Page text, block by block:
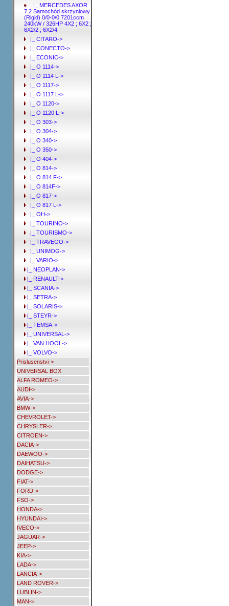
|_ MERCEDES AXOR
7.2 Samochód skrzyniowy
(Rigid) 0/0-0/0 7201ccm
240kW / 326HP 4X2 ; 6X2 ;
6X2/2 ; 6X2/4
|_ CITARO->
|_ CONECTO->
|_ ECONIC->
|_ O 1114->
|_ O 1114 L->
|_ O 1117->
|_ O 1117 L->
|_ O 1120->
|_ O 1120 L->
|_ O 303->
|_ O 304->
|_ O 340->
|_ O 350->
|_ O 404->
|_ O 814->
|_ O 814 F->
|_ O 814F->
|_ O 817->
|_ O 817 L->
|_ OH->
|_ TOURINO->
|_ TOURISMO->
|_ TRAVEGO->
|_ UNIMOG->
|_ VARIO->
|_ NEOPLAN->
|_ RENAULT->
|_ SCANIA->
|_ SETRA->
|_ SOLARIS->
|_ STEYR->
|_ TEMSA->
|_ UNIVERSAL->
|_ VAN HOOL->
|_ VOLVO->
Prislusenstvi->
UNIVERSAL BOX
ALFA ROMEO->
AUDI->
AVIA->
BMW->
CHEVROLET->
CHRYSLER->
CITROEN->
DACIA->
DAEWOO->
DAIHATSU->
DODGE->
FIAT->
FORD->
FSO->
HONDA->
HYUNDAI->
IVECO->
JAGUAR->
JEEP->
KIA->
LADA->
LANCIA->
LAND ROVER->
LUBLIN->
MAN->